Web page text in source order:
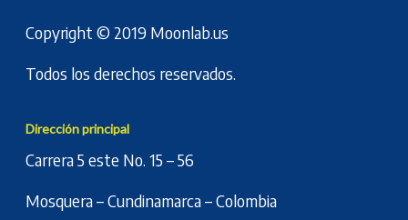
Copyright © 2019 Moonlab.us
Todos los derechos reservados.
Dirección principal
Carrera 5 este No. 15 – 56
Mosquera – Cundinamarca – Colombia